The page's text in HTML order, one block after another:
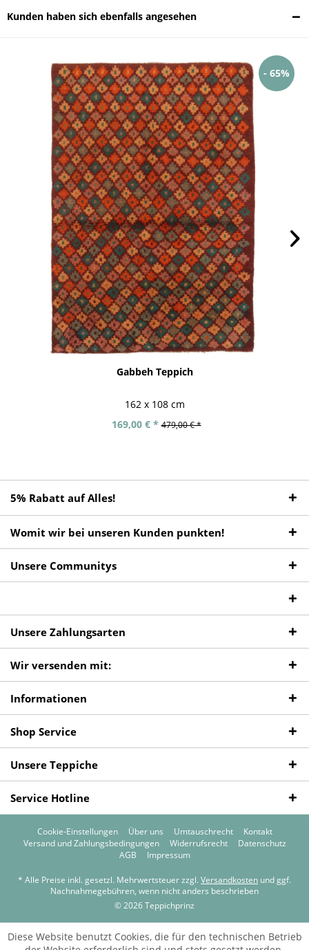
Kunden haben sich ebenfalls angesehen
- 65%
Gabbeh Teppich
162 x 108 cm
169,00 € * 479,00 € *
5% Rabatt auf Alles!
Womit wir bei unseren Kunden punkten!
Unsere Communitys
Unsere Zahlungsarten
Wir versenden mit:
Informationen
Shop Service
Unsere Teppiche
Service Hotline
Cookie-Einstellungen Über uns Umtauschrecht
Kontakt
Versand und Zahlungsbedingungen
Widerrufsrecht
Datenschutz
AGB
Impressum
* Alle Preise inkl. gesetzl. Mehrwertsteuer zzgl. Versandkosten und ggf.
Nachnahmegebühren, wenn nicht anders beschrieben
© 2026 Teppichprinz
Diese Website benutzt Cookies, die für den technischen Betrieb